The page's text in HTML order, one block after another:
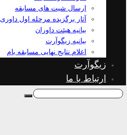
ارسال شیت های مسابقه
آثار برگزیده مرحله اول داوری
بیانیه هیئت داوران
بیانیه زیگوآرت
اعلام نتایج نهایی مسابقه بام
زیگوآرت
ارتباط با ما